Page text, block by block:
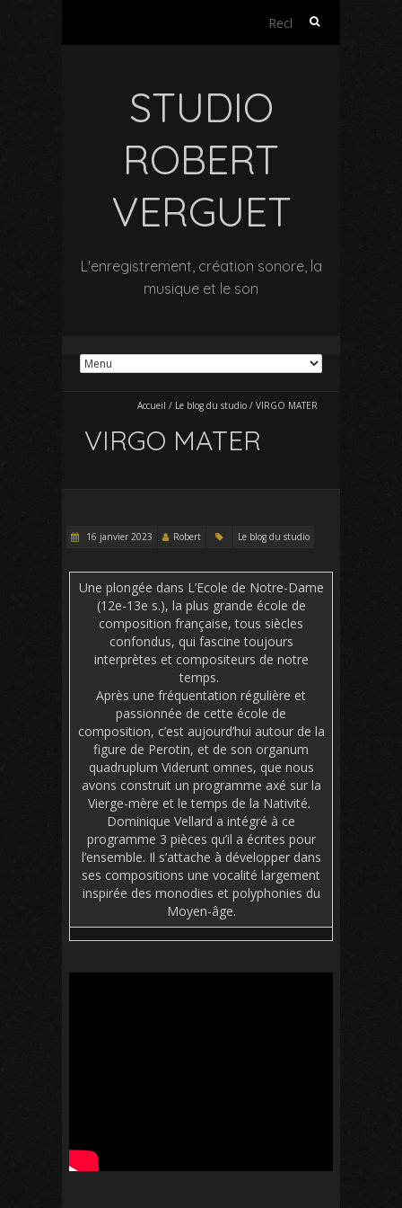
Rechercher :
STUDIO
ROBERT
VERGUET
L'enregistrement, création sonore, la
musique et le son
Accueil / Le blog du studio / VIRGO MATER
VIRGO MATER
16 janvier 2023 Robert Le blog du studio
Une plongée dans L’Ecole de Notre-Dame
(12e-13e s.), la plus grande école de
composition française, tous siècles
confondus, qui fascine toujours
interprètes et compositeurs de notre
temps.
Après une fréquentation régulière et
passionnée de cette école de
composition, c’est aujourd’hui autour de la
figure de Perotin, et de son organum
quadruplum Viderunt omnes, que nous
avons construit un programme axé sur la
Vierge-mère et le temps de la Nativité.
Dominique Vellard a intégré à ce
programme 3 pièces qu’il a écrites pour
l’ensemble. Il s’attache à développer dans
ses compositions une vocalité largement
inspirée des monodies et polyphonies du
Moyen-âge.